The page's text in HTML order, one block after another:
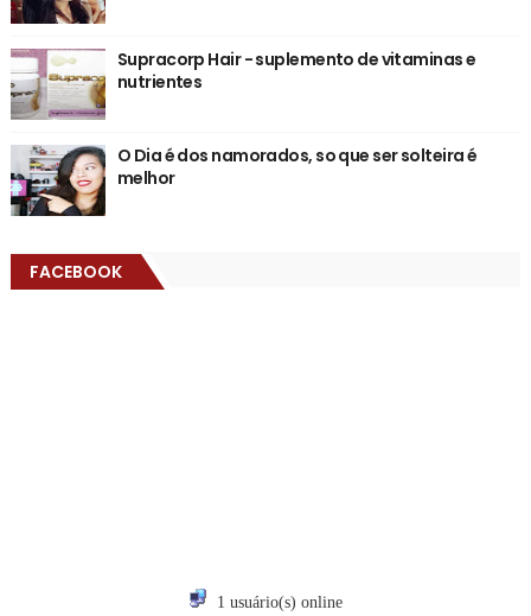
Supracorp Hair - suplemento de vitaminas e
nutrientes
O Dia é dos namorados, so que ser solteira é
melhor
FACEBOOK
1 usuário(s) online